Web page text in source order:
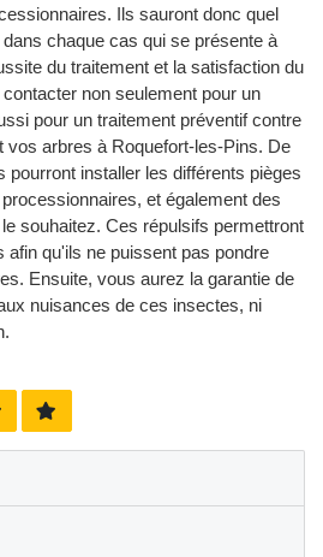
Ils sauront donc quel
chaque cas qui se présente à
du traitement et la satisfaction du
non seulement pour un
pour un traitement préventif contre
vos arbres à Roquefort-les-Pins. De
pourront installer les différents pièges
et également des
souhaitez. Ces répulsifs permettront
afin qu'ils ne puissent pas pondre
Ensuite, vous aurez la garantie de
nuisances de ces insectes, ni